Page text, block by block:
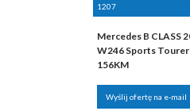
1207
Mercedes B CLASS
W246 Sports Tourer
156KM
Wyślij ofertę na e-mail